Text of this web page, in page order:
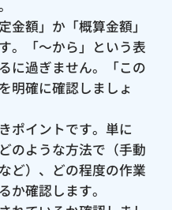
金額」か「概算金額」
。「〜から」という表
に過ぎません。「この
明確に確認しましょ
ポイントです。単に
のような方法で（手動
ど）、どの程度の作業
か確認します。